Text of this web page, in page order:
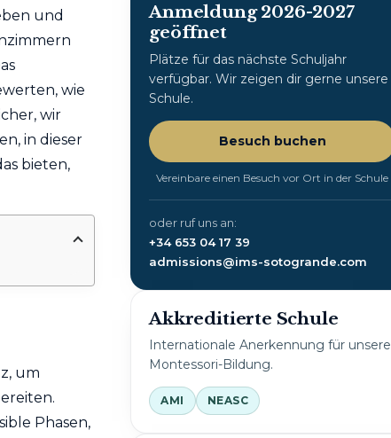
und
wie
wir
in dieser
bieten,
um
Phasen,
Anmeldung 2026-2027
geöffnet
Plätze für das nächste Schuljahr
verfügbar. Wir zeigen dir gerne unsere
Schule.
Besuch buchen
Vereinbare einen Besuch vor Ort in der Schule
oder ruf uns an:
+34 653 04 17 39
admissions@ims-sotogrande.com
Akkreditierte Schule
Internationale Anerkennung für unsere
Montessori-Bildung.
AMI NEASC